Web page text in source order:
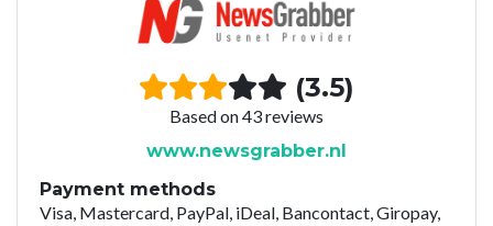
(3.5)
Based on 43 reviews
www.newsgrabber.nl
Payment methods
Visa, Mastercard, PayPal, iDeal, Bancontact, Giropay,